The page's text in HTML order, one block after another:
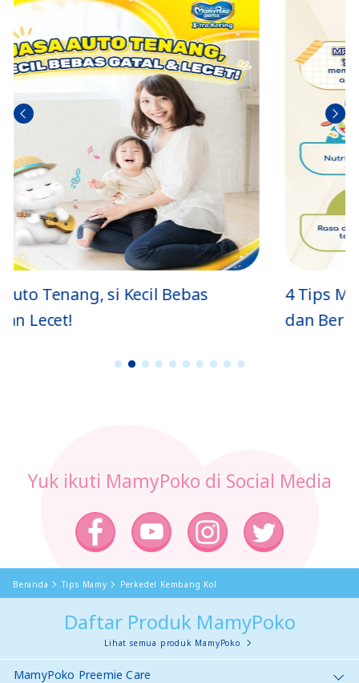
4 Tips MPASI Kukus Sehat, Lembut,
Sebel
umn
Berik
utny
a
1 2 3 4 5 6 7 8 9 1
Yuk ikuti MamyPoko di Social Media
Beranda Tips Mamy Perkedel Kembang Kol
Daftar Produk MamyPoko
Lihat semua produk MamyPoko
MamyPoko Preemie Care